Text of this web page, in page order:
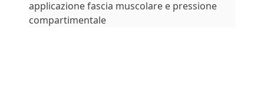
applicazione fascia muscolare e pressione
compartimentale